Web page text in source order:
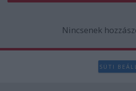
Nincsenek
SÜTI